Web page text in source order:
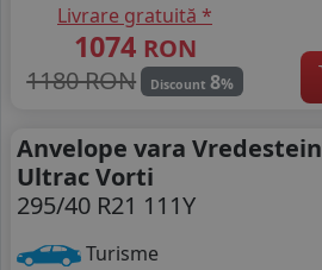
Livrare gratuită *
1074 RON
1180 RON
Discount 8%
Anvelope vara Vredestein
Ultrac Vorti
295/40 R21 111Y
Turisme